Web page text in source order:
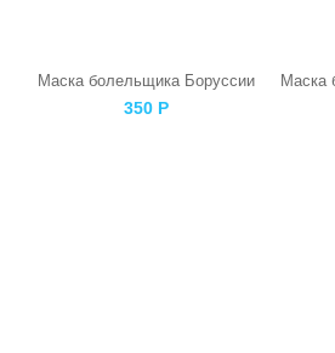
Маска болельщика Боруссии
350 Р